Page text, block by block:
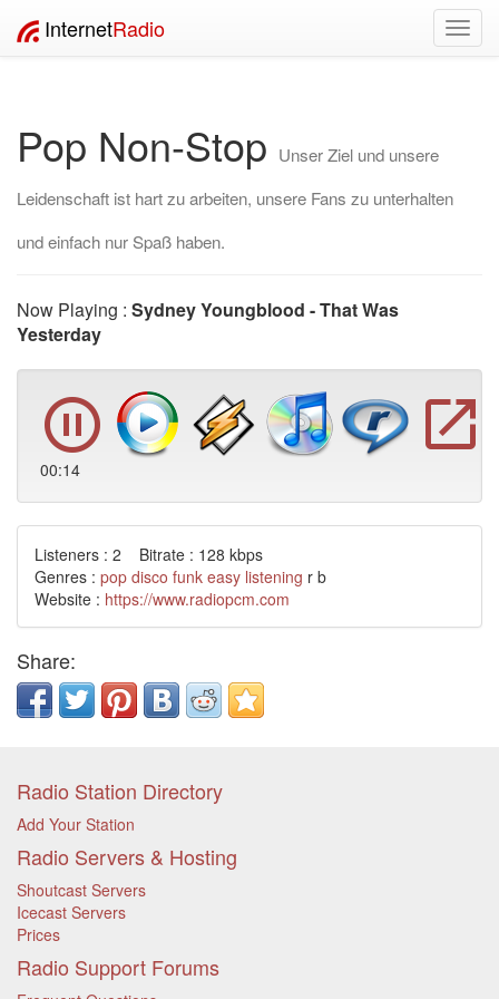
InternetRadio
Pop Non-Stop Unser Ziel und unsere
Leidenschaft ist hart zu arbeiten, unsere Fans zu unterhalten
und einfach nur Spaß haben.
Now Playing : Sydney Youngblood - That Was
Yesterday
00:15
Listeners : 2 Bitrate : 128 kbps
Genres : pop disco funk easy listening r b
Website : https://www.radiopcm.com
Share:
Radio Station Directory
Add Your Station
Radio Servers & Hosting
Shoutcast Servers
Icecast Servers
Prices
Radio Support Forums